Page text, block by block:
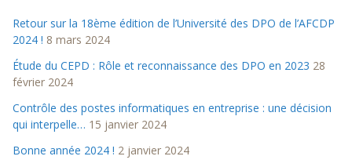
Retour sur la 18ème édition de l’Université des DPO de l’AFCDP
2024 ! 8 mars 2024
Étude du CEPD : Rôle et reconnaissance des DPO en 2023 28
février 2024
Contrôle des postes informatiques en entreprise : une décision
qui interpelle… 15 janvier 2024
Bonne année 2024 ! 2 janvier 2024